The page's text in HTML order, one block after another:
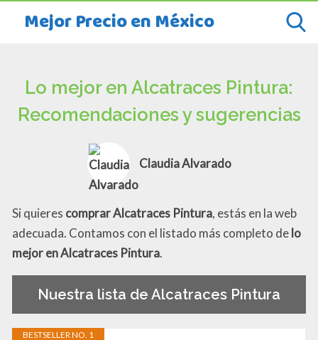
Mejor Precio en México
Lo mejor en Alcatraces Pintura:
Recomendaciones y sugerencias
Claudia Alvarado
Si quieres comprar Alcatraces Pintura, estás en la web
adecuada. Contamos con el listado más completo delo
mejor en Alcatraces Pintura.
Nuestra lista de Alcatraces Pintura
BESTSELLER NO. 1